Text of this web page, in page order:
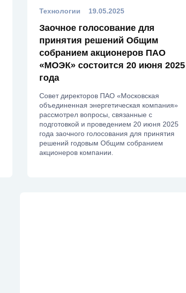
Технологии 19.05.2025
Заочное голосование для
принятия решений Общим
собранием акционеров ПАО
«МОЭК» состоится 20 июня 2025
года
Совет директоров ПАО «Московская
объединенная энергетическая компания»
рассмотрел вопросы, связанные с
подготовкой и проведением 20 июня 2025
года заочного голосования для принятия
решений годовым Общим собранием
акционеров компании.